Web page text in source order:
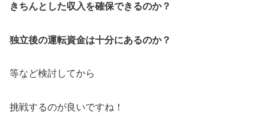
きちんとした収入を確保できるのか？
独立後の運転資金は十分にあるのか？
等など検討してから
挑戦するのが良いですね！